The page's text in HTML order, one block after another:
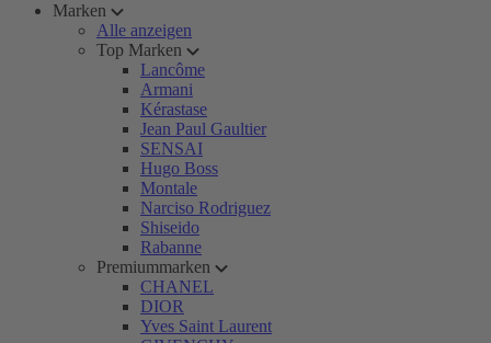
Marken
Alle anzeigen
Top Marken
Lancôme
Armani
Kérastase
Jean Paul Gaultier
SENSAI
Hugo Boss
Montale
Narciso Rodriguez
Shiseido
Rabanne
Premiummarken
CHANEL
DIOR
Yves Saint Laurent